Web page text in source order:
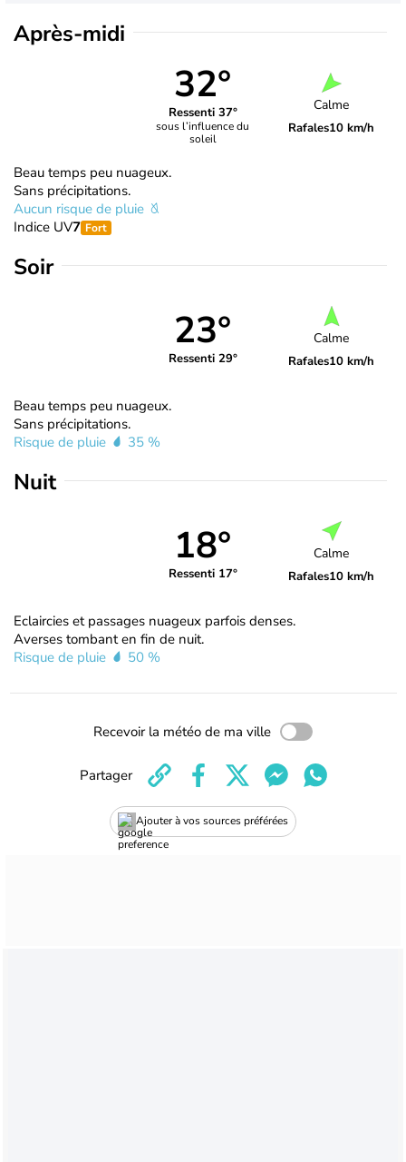
Après-midi
32°
Ressenti 37°
sous l’influence du
soleil
Calme
Rafales10 km/h
Beau temps peu nuageux.
Sans précipitations.
Aucun risque de pluie
Indice UV7 Fort
Soir
23°
Ressenti 29°
Calme
Rafales10 km/h
Beau temps peu nuageux.
Sans précipitations.
Risque de pluie
35 %
Nuit
18°
Ressenti 17°
Calme
Rafales10 km/h
Eclaircies et passages nuageux parfois denses.
Averses tombant en fin de nuit.
Risque de pluie
50 %
Recevoir la météo de ma ville
Ajouter à vos sources préférées
Partager